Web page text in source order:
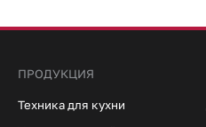
ПРОДУКЦИЯ
Техника для кухни